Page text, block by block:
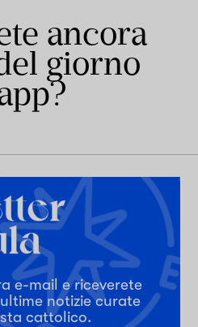
ancora
giorno
e-mail e riceverete
notizie curate
cattolico.